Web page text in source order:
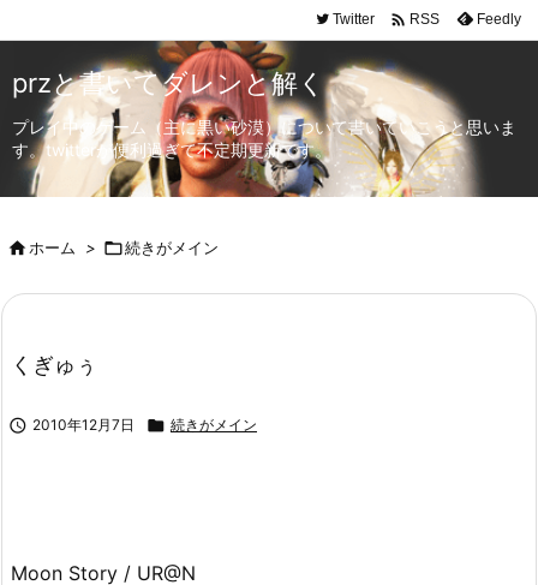
Twitter  RSS Feedly
przと書いてダレンと解く
プレイ中のゲーム（主に黒い砂漠）について書いていこうと思いま
す。twitterが便利過ぎて不定期更新です。
ホーム > 続きがメイン
くぎゅぅ
 2010年12月7日  続きがメイン
Moon Story / UR@N